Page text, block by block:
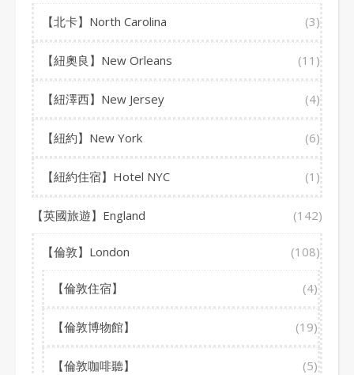
【北卡】North Carolina (3)
【紐奧良】New Orleans (11)
【紐澤西】New Jersey (4)
【紐約】New York (6)
【紐約住宿】Hotel NYC (1)
【英國旅遊】England (142)
【倫敦】London (108)
【倫敦住宿】 (4)
【倫敦博物館】 (19)
【倫敦咖啡聽】 (5)